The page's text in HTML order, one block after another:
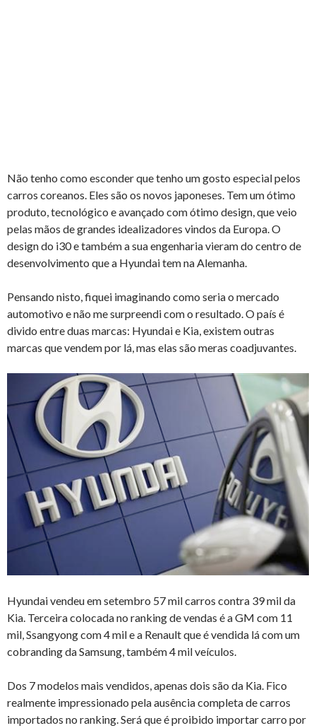
Não tenho como esconder que tenho um gosto especial pelos
carros coreanos. Eles são os novos japoneses. Tem um ótimo
produto, tecnológico e avançado com ótimo design, que veio
pelas mãos de grandes idealizadores vindos da Europa. O
design do i30 e também a sua engenharia vieram do centro de
desenvolvimento que a Hyundai tem na Alemanha.
Pensando nisto, fiquei imaginando como seria o mercado
automotivo e não me surpreendi com o resultado. O país é
divido entre duas marcas: Hyundai e Kia, existem outras
marcas que vendem por lá, mas elas são meras coadjuvantes.
Hyundai vendeu em setembro 57 mil carros contra 39 mil da
Kia. Terceira colocada no ranking de vendas é a GM com 11
mil, Ssangyong com 4 mil e a Renault que é vendida lá com um
cobranding da Samsung, também 4 mil veículos.
Dos 7 modelos mais vendidos, apenas dois são da Kia. Fico
realmente impressionado pela ausência completa de carros
importados no ranking. Será que é proibido importar carro por